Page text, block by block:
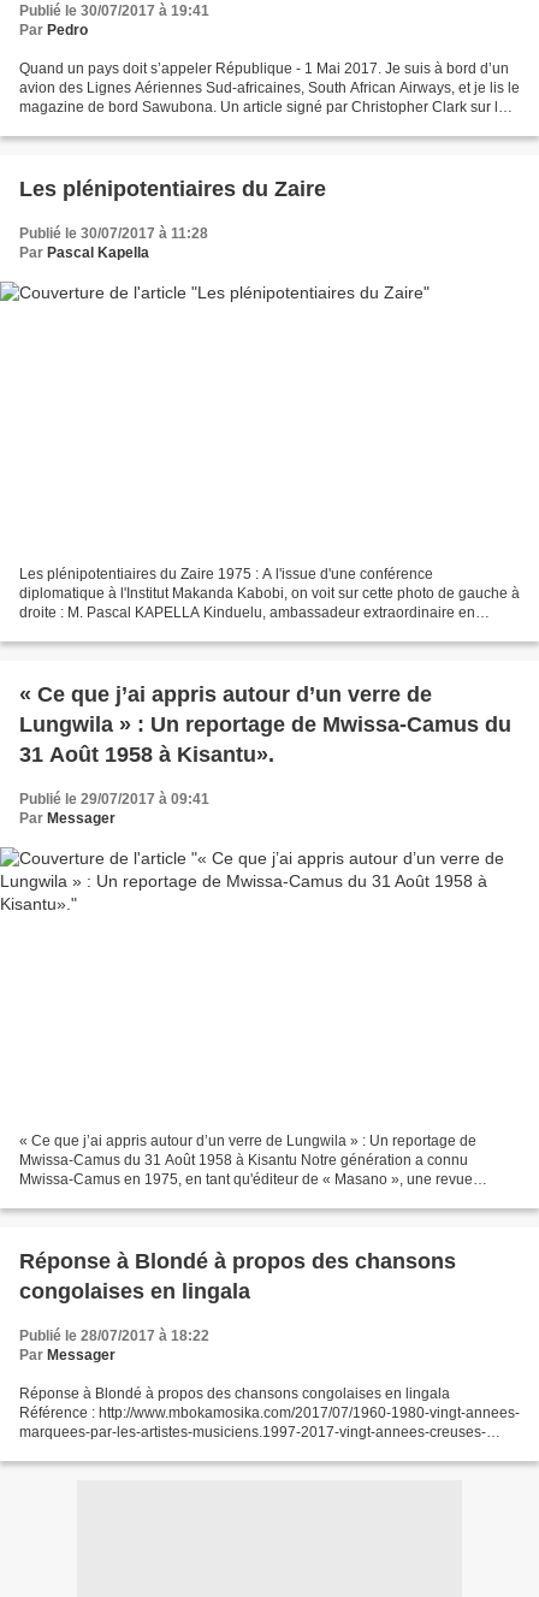
Publié le 30/07/2017 à 19:41
Par Pedro
Quand un pays doit s’appeler République - 1 Mai 2017. Je suis à bord d’un
avion des Lignes Aériennes Sud-africaines, South African Airways, et je lis le
magazine de bord Sawubona. Un article signé par Christopher Clark sur les
Les plénipotentiaires du Zaire
Publié le 30/07/2017 à 11:28
Par Pascal Kapella
Les plénipotentiaires du Zaire 1975 : A l'issue d'une conférence
diplomatique à l'Institut Makanda Kabobi, on voit sur cette photo de gauche à
droite : M. Pascal KAPELLA Kinduelu, ambassadeur extraordinaire en
« Ce que j’ai appris autour d’un verre de
Lungwila » : Un reportage de Mwissa-Camus du
31 Août 1958 à Kisantu».
Publié le 29/07/2017 à 09:41
Par Messager
« Ce que j’ai appris autour d’un verre de Lungwila » : Un reportage de
Mwissa-Camus du 31 Août 1958 à Kisantu Notre génération a connu
Mwissa-Camus en 1975, en tant qu'éditeur de « Masano », une revue
Réponse à Blondé à propos des chansons
congolaises en lingala
Publié le 28/07/2017 à 18:22
Par Messager
Réponse à Blondé à propos des chansons congolaises en lingala
Référence : http://www.mbokamosika.com/2017/07/1960-1980-vingt-annees-
marquees-par-les-artistes-musiciens.1997-2017-vingt-annees-creuses-